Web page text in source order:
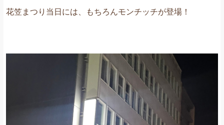
花笠まつり当日には、もちろんモンチッチが登場！